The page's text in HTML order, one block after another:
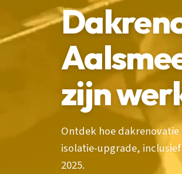
zijn
Ontdek hoe
isolatie-upgrade,
2025.